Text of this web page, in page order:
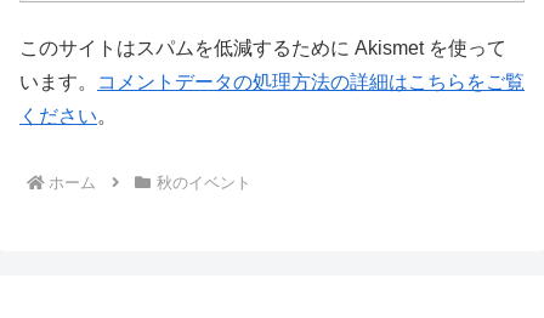
このサイトはスパムを低減するために Akismet を使って
います。
コメントデータの処理方法の詳細はこちらをご覧
ください。
ホーム 秋のイベント